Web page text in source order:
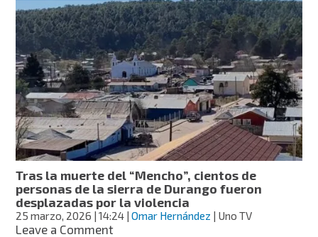
más
de
un
mes
de
la
caída
del
“Mencho”,
suman
casi
mil
denuncias
por
automóviles
dañados
Tras la muerte del “Mencho”, cientos de
personas de la sierra de Durango fueron
desplazadas por la violencia
25 marzo, 2026 | 14:24 |Omar Hernández | Uno TV
Leave a Commenton